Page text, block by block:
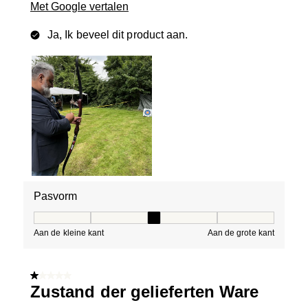
Met Google vertalen
Ja, Ik beveel dit product aan.
Pasvorm
Aan de kleine kant Aan de grote kant
1 van 5 sterren.
Zustand der gelieferten Ware